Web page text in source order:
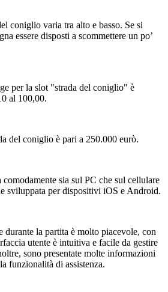
coniglio varia tra alto e basso. Se si
essere disposti a scommettere un po’
per la slot "strada del coniglio" è
al 100,00.
del coniglio è pari a 250.000 eurò.
comodamente sia sul PC che sul cellulare
sviluppata per dispositivi iOS e Android.
durante la partita è molto piacevole, con
utente è intuitiva e facile da gestire
sono presentate molte informazioni
funzionalità di assistenza.